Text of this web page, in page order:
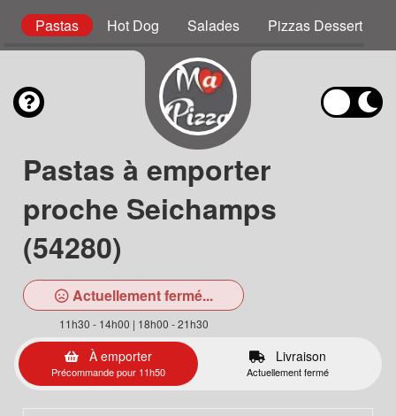
Pastas Hot Dog Salades Pizzas Dessert
Pastas à emporter
proche Seichamps
(54280)
Actuellement fermé...
11h30 - 14h00 | 18h00 - 21h30
À emporter
Précommande pour 11h50
Livraison
Actuellement fermé